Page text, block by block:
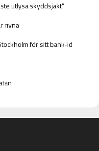
utlysa skyddsjakt”
rivna
för sitt bank-id